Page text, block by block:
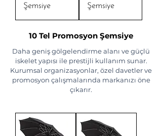
Şemsiye
Şemsiye
10 Tel Promosyon Şemsiye
Daha geniş gölgelendirme alanı ve güçlü
iskelet yapısı ile prestijli kullanım sunar.
Kurumsal organizasyonlar, özel davetler ve
promosyon çalışmalarında markanızı öne
çıkarır.